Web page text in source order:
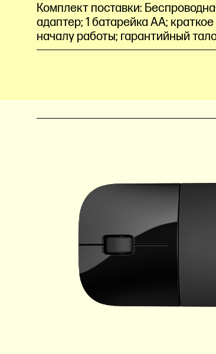
Комплект поставки:
адаптер; 1 батарейка AA;
началу работы; гарантийный